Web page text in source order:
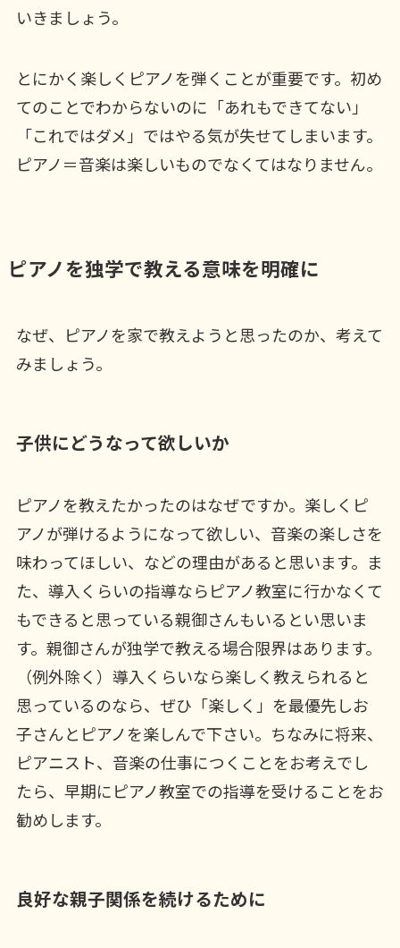
いきましょう。
とにかく楽しくピアノを弾くことが重要です。初め
てのことでわからないのに「あれもできてない」
「これではダメ」ではやる気が失せてしまいます。
ピアノ＝音楽は楽しいものでなくてはなりません。
ピアノを独学で教える意味を明確に
なぜ、ピアノを家で教えようと思ったのか、考えて
みましょう。
子供にどうなって欲しいか
ピアノを教えたかったのはなぜですか。楽しくピ
アノが弾けるようになって欲しい、音楽の楽しさを
味わってほしい、などの理由があると思います。ま
た、導入くらいの指導ならピアノ教室に行かなくて
もできると思っている親御さんもいるとい思いま
す。親御さんが独学で教える場合限界はあります。
（例外除く）導入くらいなら楽しく教えられると
思っているのなら、ぜひ「楽しく」を最優先しお
子さんとピアノを楽しんで下さい。ちなみに将来、
ピアニスト、音楽の仕事につくことをお考えでし
たら、早期にピアノ教室での指導を受けることをお
勧めします。
良好な親子関係を続けるために